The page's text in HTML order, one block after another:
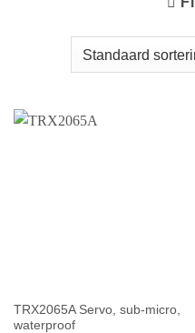
TRX2065A Servo, sub-micro,
waterproof